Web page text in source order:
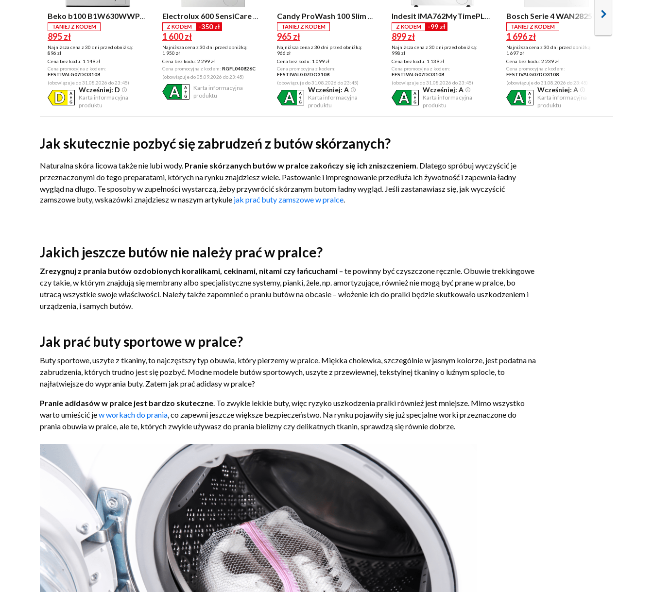
Beko b100 B1W630WWPL Slim 6kg 1000obr/min
TANIEJ Z KODEM
895 zł
Najniższa cena z 30 dni przed obniżką:
896 zł
Cena bez kodu: 1 149 zł
Cena promocyjna z kodem:
FESTIVALG07DO3108
(obowiązuje do 31.08.2026 do 23:45)
Wcześniej: D
Karta informacyjna
produktu
Electrolux 600 SensiCare EW6F2497P 9kg 1400obr/min
Z KODEM -350 zł
1 600 zł
Najniższa cena z 30 dni przed obniżką:
1 950 zł
Cena bez kodu: 2 299 zł
Cena promocyjna z kodem: RGFL040826C
(obowiązuje do 05.09.2026 do 23:45)
Karta informacyjna
produktu
Candy ProWash 100 Slim EY 27SB7-S 7kg 1200obr/min
TANIEJ Z KODEM
965 zł
Najniższa cena z 30 dni przed obniżką:
966 zł
Cena bez kodu: 1 099 zł
Cena promocyjna z kodem:
FESTIVALG07DO3108
(obowiązuje do 31.08.2026 do 23:45)
Wcześniej: A
Karta informacyjna
produktu
Indesit IMA762MyTimePL Steam Push&Go Slim 7kg 1200obr/min
Z KODEM -99 zł
899 zł
Najniższa cena z 30 dni przed obniżką:
998 zł
Cena bez kodu: 1 139 zł
Cena promocyjna z kodem:
FESTIVALG07DO3108
(obowiązuje do 31.08.2026 do 23:45)
Wcześniej: A
Karta informacyjna
produktu
Bosch Serie 4 WAN2825KPL 8kg 1400obr/min
TANIEJ Z KODEM
1 696 zł
Najniższa cena z 30 dni przed obniżką:
1 697 zł
Cena bez kodu: 2 239 zł
Cena promocyjna z kodem:
FESTIVALG07DO3108
(obowiązuje do 31.08.2026 do 23:45)
Wcześniej: A
Karta informacyjna
produktu
Jak skutecznie pozbyć się zabrudzeń z butów skórzanych?
Naturalna skóra licowa także nie lubi wody. Pranie skórzanych butów w pralce zakończy się ich zniszczeniem. Dlatego spróbuj wyczyścić je
przeznaczonymi do tego preparatami, których na rynku znajdziesz wiele. Pastowanie i impregnowanie przedłuża ich żywotność i zapewnia ładny
wygląd na długo. Te sposoby w zupełności wystarczą, żeby przywrócić skórzanym butom ładny wygląd. Jeśli zastanawiasz się, jak wyczyścić
zamszowe buty, wskazówki znajdziesz w naszym artykule jak prać buty zamszowe w pralce.
Jakich jeszcze butów nie należy prać w pralce?
Zrezygnuj z prania butów ozdobionych koralikami, cekinami, nitami czy łańcuchami – te powinny być czyszczone ręcznie. Obuwie trekkingowe
czy takie, w którym znajdują się membrany albo specjalistyczne systemy, pianki, żele, np. amortyzujące, również nie mogą być prane w pralce, bo
utracą wszystkie swoje właściwości. Należy także zapomnieć o praniu butów na obcasie – włożenie ich do pralki będzie skutkowało uszkodzeniem i
urządzenia, i samych butów.
Jak prać buty sportowe w pralce?
Buty sportowe, uszyte z tkaniny, to najczęstszy typ obuwia, który pierzemy w pralce. Miękka cholewka, szczególnie w jasnym kolorze, jest podatna na
zabrudzenia, których trudno jest się pozbyć. Modne modele butów sportowych, uszyte z przewiewnej, tekstylnej tkaniny o luźnym splocie, to
najłatwiejsze do wyprania buty. Zatem jak prać adidasy w pralce?
Pranie adidasów w pralce jest bardzo skuteczne. To zwykle lekkie buty, więc ryzyko uszkodzenia pralki również jest mniejsze. Mimo wszystko
warto umieścić jew workach do prania, co zapewni jeszcze większe bezpieczeństwo. Na rynku pojawiły się już specjalne worki przeznaczone do
prania obuwia w pralce, ale te, których zwykle używasz do prania bielizny czy delikatnych tkanin, sprawdzą się równie dobrze.